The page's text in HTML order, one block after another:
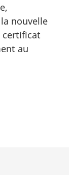
nouvelle
certificat
au